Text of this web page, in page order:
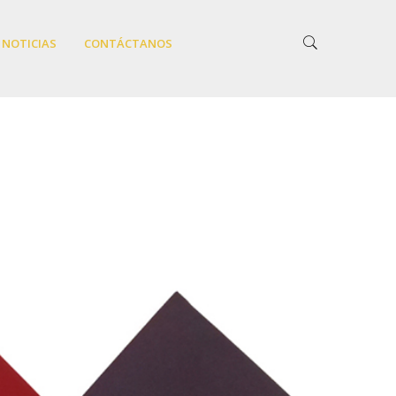
NOTICIAS CONTÁCTANOS